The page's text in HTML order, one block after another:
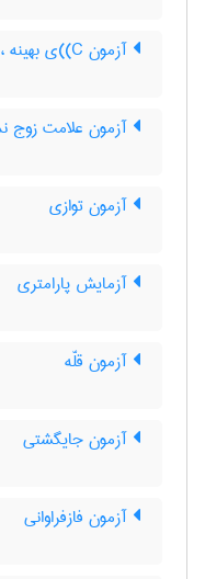
آزمون C)‌)ی بهینه ، آزمون C(‌‌a‌l‌p‌h‌a)ی بهینه
آزمون علامت زوج
آزمون توازی
آزمایش پارامتری
آزمون قلّه
آزمون جایگشتی
آزمون فازفراوانی